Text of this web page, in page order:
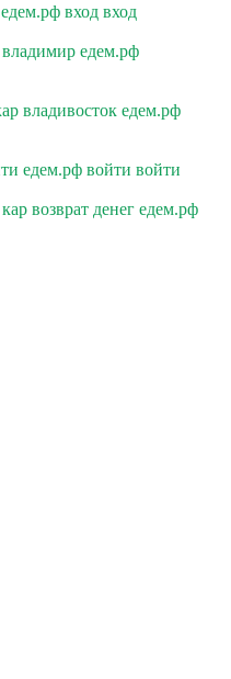
вход вход
владимир едем.рф
владивосток едем.рф
едем.рф войти войти
возврат денег едем.рф